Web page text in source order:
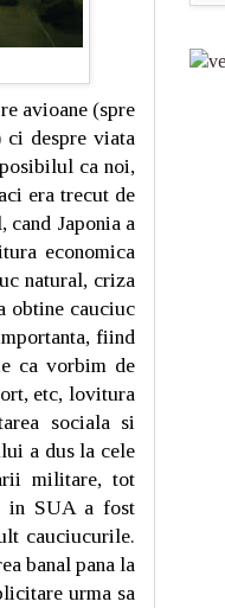
avioane (spre
ci despre viata
ca noi,
era trecut de
Japonia a
economica
natural, criza
obtine cauciuc
fiind
ca vorbim de
etc, lovitura
sociala si
a dus la cele
militare, tot
in SUA a fost
cauciucurile.
banal pana la
urma sa